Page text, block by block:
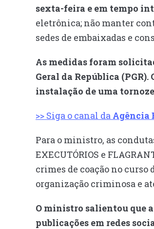
sexta-feira e em tempo
eletrônica; não manter
sedes de embaixadas e
As medidas foram
Geral da República
instalação de uma
>> Siga o canal da Agência
Para o ministro, as
EXECUTÓRIOS e
crimes de coação no
organização criminosa e
O ministro salientou que
publicações em redes